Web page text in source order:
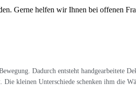
Gerne helfen wir Ihnen bei offenen
Dadurch entsteht handgearbeitete
kleinen Unterschiede schenken ihm